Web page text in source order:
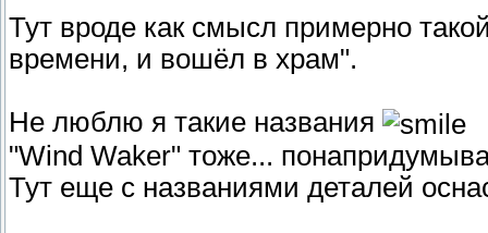
Тут вроде как смысл примерно
времени, и вошёл в храм".
Не люблю я такие названия
"Wind Waker" тоже...
Тут еще с названиями деталей